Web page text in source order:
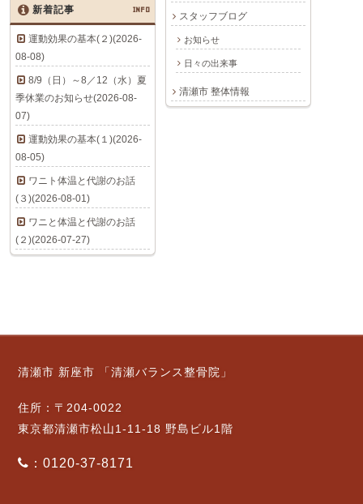
スタッフブログ
お知らせ
日々の出来事
清瀬市 整体情報
新着記事 INFO
運動効果の基本(２)(2026-
08-08)
8/9（日）～8／12（水）夏
季休業のお知らせ(2026-08-
07)
運動効果の基本(１)(2026-
08-05)
ワニト体温と代謝のお話
(３)(2026-08-01)
ワニと体温と代謝のお話
(２)(2026-07-27)
清瀬市 新座市 「清瀬バランス整骨院」
住所：〒204-0022
東京都清瀬市松山1-11-18 野島ビル1階
：0120-37-8171